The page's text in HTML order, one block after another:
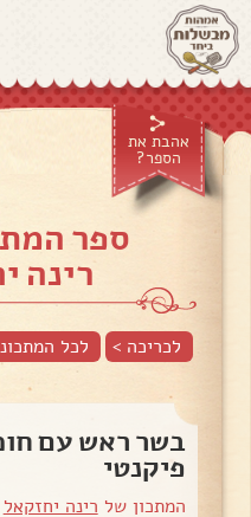
אהבת את
הספר?
ספר
רינה
לכריכה > לכל
בשר ראש עם
פיקנטי
המתכון של רינה יחזקאל